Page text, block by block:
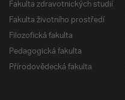
Fakulta zdravotnických studií
Fakulta životního prostředí
Filozofická fakulta
Pedagogická fakulta
Přírodovědecká fakulta